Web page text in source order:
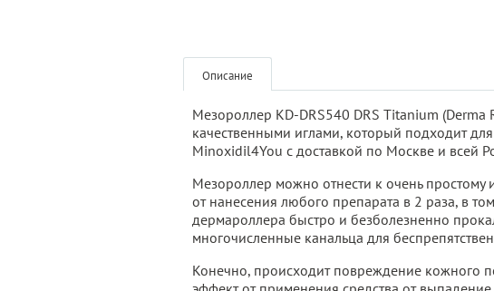
Описание
Мезороллер KD-DRS540 DRS Titanium
качественными иглами, который подходит
Minoxidil4You с доставкой по Москве и всей
Мезороллер можно отнести к очень простому
от нанесения любого препарата в 2 раза, в
дермароллера быстро и безболезненно
многочисленные канальца для
Конечно, происходит повреждение кожного